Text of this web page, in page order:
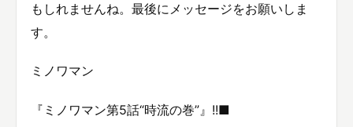
もしれませんね。最後にメッセージをお願いしま
す。
ミノワマン
『ミノワマン第5話“時流の巻”』!!■